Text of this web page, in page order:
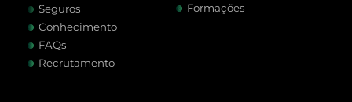
Seguros
Formações
Conhecimento
FAQs
Recrutamento